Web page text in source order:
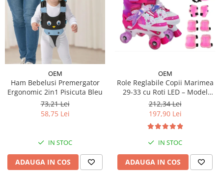
OEM
Ham Bebelusi Premergator
Ergonomic 2in1 Pisicuta Bleu
73,21 Lei
58,75 Lei
IN STOC
ADAUGA IN COS
OEM
Role Reglabile Copii Marimea
29-33 cu Roti LED – Model
Sirena, SET PROTECTIE
INCLUS
212,34 Lei
197,90 Lei
IN STOC
ADAUGA IN COS